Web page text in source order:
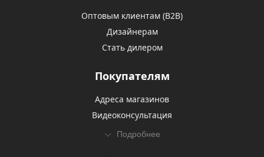
Оптовым клиентам (В2В)
Дизайнерам
Стать дилером
Покупателям
Адреса магазинов
Видеоконсультация
Подробнее